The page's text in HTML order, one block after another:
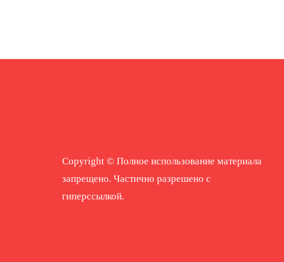
Copyright © Полное использование материала
запрещено. Частично разрешено с
гиперссылкой.